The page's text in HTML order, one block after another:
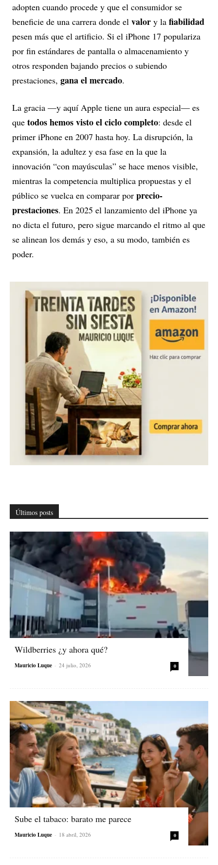
adopten cuando procede y que el consumidor se
beneficie de una carrera donde el valor y la fiabilidad
pesen más que el artificio. Si el iPhone 17 populariza
por fin estándares de pantalla o almacenamiento y
otros responden bajando precios o subiendo
prestaciones, gana el mercado.
La gracia —y aquí Apple tiene un aura especial— es
que todos hemos visto el ciclo completo: desde el
primer iPhone en 2007 hasta hoy. La disrupción, la
expansión, la adultez y esa fase en la que la
innovación “con mayúsculas” se hace menos visible,
mientras la competencia multiplica propuestas y el
público se vuelca en comparar por precio-
prestaciones. En 2025 el lanzamiento del iPhone ya
no dicta el futuro, pero sigue marcando el ritmo al que
se alinean los demás y eso, a su modo, también es
poder.
Últimos posts
Wildberries ¿y ahora qué?
Mauricio Luque - 24 julio, 2026 0
Sube el tabaco: barato me parece
Mauricio Luque - 18 abril, 2026 0